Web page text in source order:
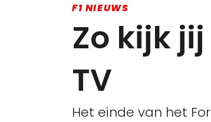
F1 NIEUWS
Zo kijk jij
TV
Het einde van het